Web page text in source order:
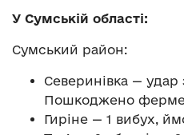
У Сумській області:
Сумський район:
Северинівка —
Пошкоджено
Гиріне — 1 вибух,